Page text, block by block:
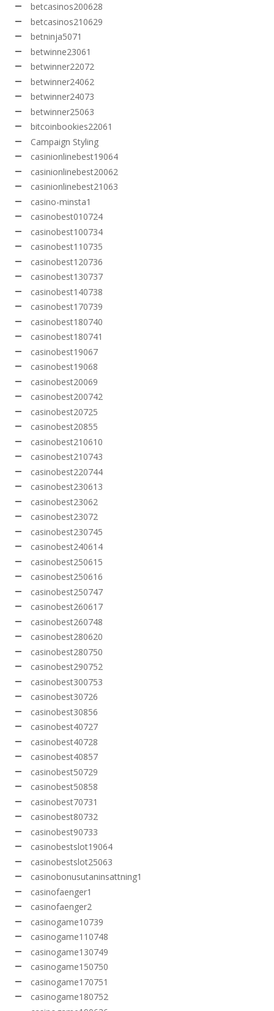
betcasinos200628
betcasinos210629
betninja5071
betwinne23061
betwinner22072
betwinner24062
betwinner24073
betwinner25063
bitcoinbookies22061
Campaign Styling
casinionlinebest19064
casinionlinebest20062
casinionlinebest21063
casino-minsta1
casinobest010724
casinobest100734
casinobest110735
casinobest120736
casinobest130737
casinobest140738
casinobest170739
casinobest180740
casinobest180741
casinobest19067
casinobest19068
casinobest20069
casinobest200742
casinobest20725
casinobest20855
casinobest210610
casinobest210743
casinobest220744
casinobest230613
casinobest23062
casinobest23072
casinobest230745
casinobest240614
casinobest250615
casinobest250616
casinobest250747
casinobest260617
casinobest260748
casinobest280620
casinobest280750
casinobest290752
casinobest300753
casinobest30726
casinobest30856
casinobest40727
casinobest40728
casinobest40857
casinobest50729
casinobest50858
casinobest70731
casinobest80732
casinobest90733
casinobestslot19064
casinobestslot25063
casinobonusutaninsattning1
casinofaenger1
casinofaenger2
casinogame10739
casinogame110748
casinogame130749
casinogame150750
casinogame170751
casinogame180752